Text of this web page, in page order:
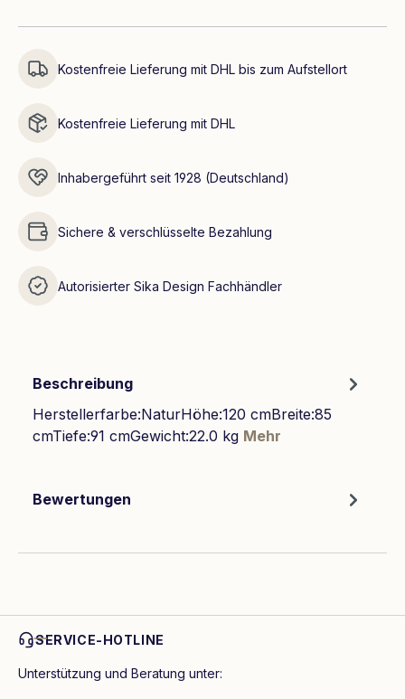
Kostenfreie Lieferung mit DHL bis zum Aufstellort
Kostenfreie Lieferung mit DHL
Inhabergeführt seit 1928 (Deutschland)
Sichere & verschlüsselte Bezahlung
Autorisierter Sika Design Fachhändler
Beschreibung
Herstellerfarbe:NaturHöhe:120 cmBreite:85
cmTiefe:91 cmGewicht:22.0 kg Mehr
Bewertungen
SERVICE-HOTLINE
Unterstützung und Beratung unter: